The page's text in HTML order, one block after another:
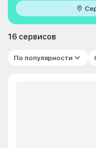
16 сервисов
По популярности